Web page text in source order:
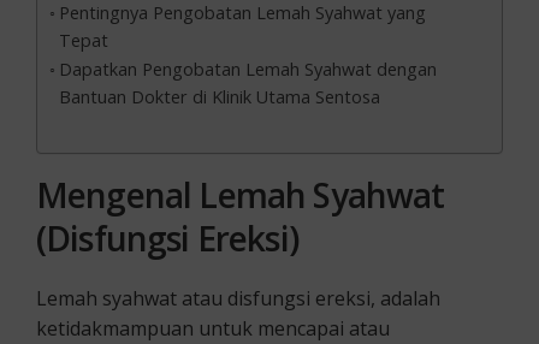
Pentingnya Pengobatan Lemah Syahwat yang
Tepat
Dapatkan Pengobatan Lemah Syahwat dengan
Bantuan Dokter di Klinik Utama Sentosa
Mengenal Lemah Syahwat
(Disfungsi Ereksi)
Lemah syahwat atau disfungsi ereksi, adalah
ketidakmampuan untuk mencapai atau